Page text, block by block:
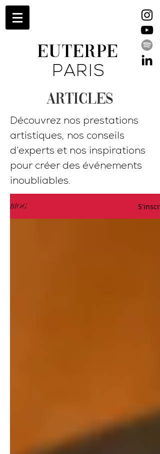
EUTERPE
PARIS
ARTICLES
Découvrez nos prestations
artistiques, nos conseils
d’experts et nos inspirations
pour créer des événements
inoubliables.
BlOG